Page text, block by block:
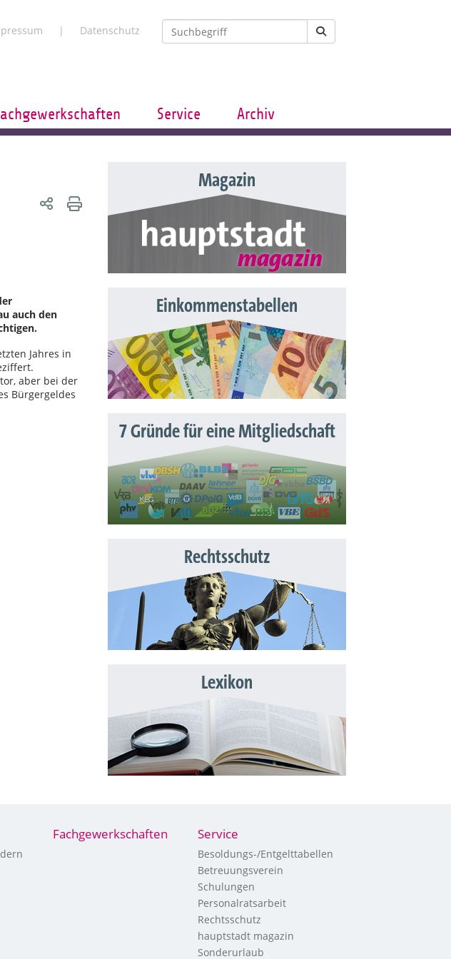
Datenschutz
Service Archiv
auch den
Jahres in
aber bei der
Bürgergeldes
Magazin
Einkommenstabellen
7 Gründe für eine Mitgliedschaft
Rechtsschutz
Lexikon
Fachgewerkschaften Service
Besoldungs-/Entgelttabellen
Betreuungsverein
Schulungen
Personalratsarbeit
Rechtsschutz
hauptstadt magazin
Sonderurlaub